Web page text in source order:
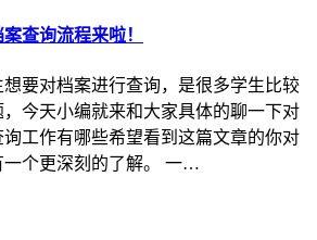
查询流程来啦！
要对档案进行查询，是很多学生比较
今天小编就来和大家具体的聊一下对
工作有哪些希望看到这篇文章的你对
一个更深刻的了解。 一…